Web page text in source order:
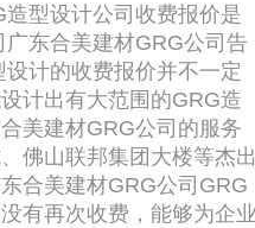
型设计公司收费报价是
东合美建材GRG公司告
计的收费报价并不一定
计出有大范围的GRG造
美建材GRG公司的服务
佛山联邦集团大楼等杰
合美建材GRG公司GRG
有再次收费，能够为企